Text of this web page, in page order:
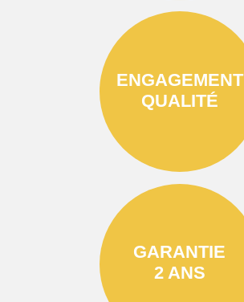
ENGAGEMENT
QUALITÉ
GARANTIE
2 ANS